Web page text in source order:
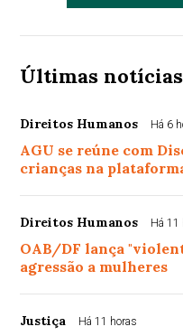
Últimas notícias
Direitos Humanos Há 6
AGU se reúne com
crianças na
Direitos Humanos Há 11
OAB/DF lança
agressão a mulheres
Justiça Há 11 horas